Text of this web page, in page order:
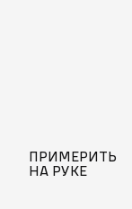
ПРИМЕРИТЬ
НА РУКЕ